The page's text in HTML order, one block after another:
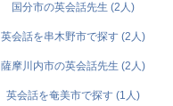
国分市の英会話先生 (2人)
英会話を串木野市で探す (2人)
薩摩川内市の英会話先生 (2人)
英会話を奄美市で探す (1人)